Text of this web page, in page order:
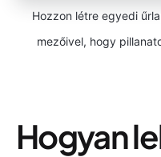
Hozzon létre egyedi
mezőivel, hogy
Hogyan